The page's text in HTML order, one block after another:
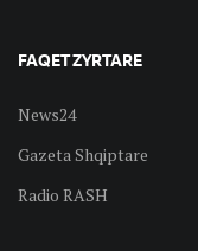
FAQET ZYRTARE
News24
Gazeta Shqiptare
Radio RASH